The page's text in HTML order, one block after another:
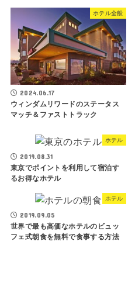
ホテル全般
2024.06.17
ウィンダムリワードのステータス
マッチ＆ファストトラック
ホテル
2019.08.31
東京でポイントを利用して宿泊す
るお得なホテル
ホテル
2019.09.05
世界で最も高価なホテルのビュッ
フェ式朝食を無料で食事する方法